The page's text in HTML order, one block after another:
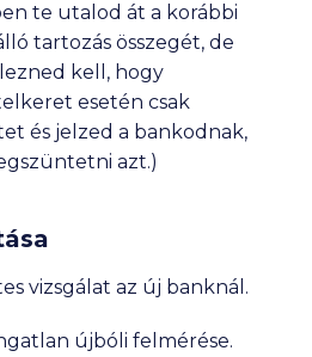
te utalod át a korábbi
tartozás összegét, de
kell, hogy
esetén csak
és jelzed a bankodnak,
azt.)
vizsgálat az új banknál.
újbóli felmérése.